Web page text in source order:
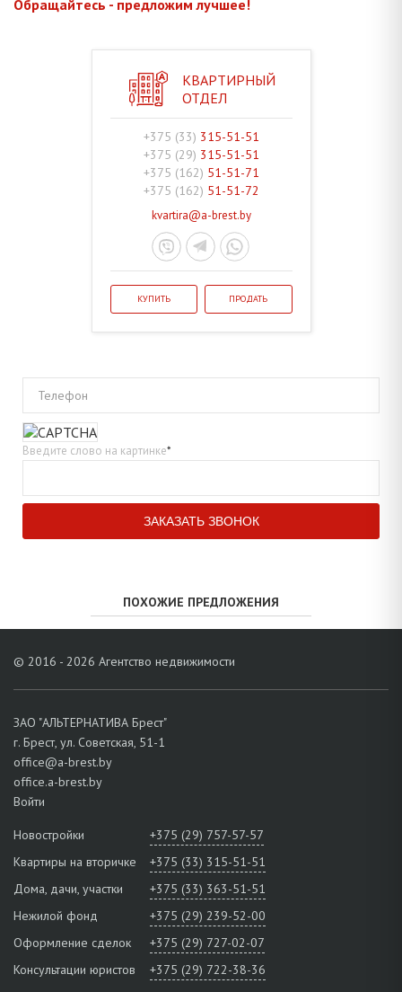
Обращайтесь - предложим лучшее!
КВАРТИРНЫЙ
ОТДЕЛ
+375 (33) 315-51-51
+375 (29) 315-51-51
+375 (162) 51-51-71
+375 (162) 51-51-72
kvartira@a-brest.by
КУПИТЬ ПРОДАТЬ
Телефон
Введите слово на картинке*
ПОХОЖИЕ ПРЕДЛОЖЕНИЯ
© 2016 - 2026 Агентство недвижимости
ЗАО "АЛЬТЕРНАТИВА Брест"
г. Брест, ул. Советская, 51-1
office@a-brest.by
office.a-brest.by
Войти
Новостройки
+375 (29) 757-57-57
Квартиры на вторичке
+375 (33) 315-51-51
Дома, дачи, участки
+375 (33) 363-51-51
Нежилой фонд
+375 (29) 239-52-00
Оформление сделок
+375 (29) 727-02-07
Консультации юристов
+375 (29) 722-38-36